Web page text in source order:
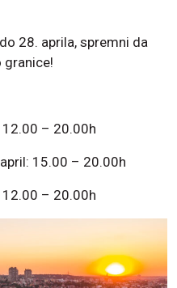
28. aprila, spremni da
granice!
12.00 – 20.00h
15.00 – 20.00h
12.00 – 20.00h